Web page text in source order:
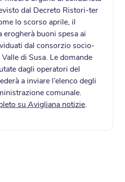
dal Decreto Ristori-ter
lo scorso aprile, il
buoni spesa ai
dal consorzio socio-
di Susa. Le domande
dagli operatori del
a inviare l’elenco degli
comunale.
su Avigliana notizie.